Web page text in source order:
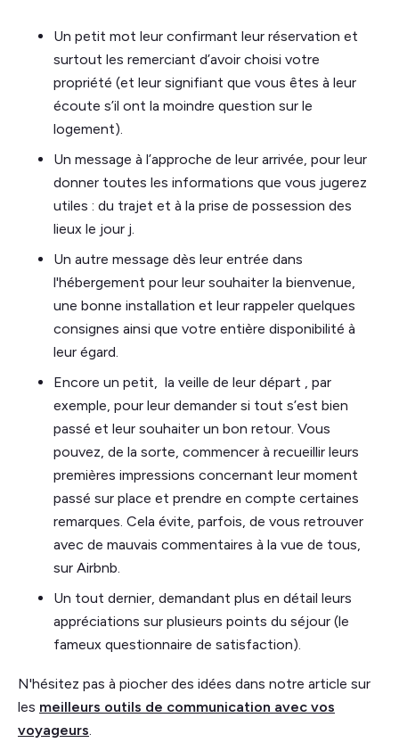
Un petit mot leur confirmant leur réservation et
surtout les remerciant d’avoir choisi votre
propriété (et leur signifiant que vous êtes à leur
écoute s’il ont la moindre question sur le
logement).
Un message à l’approche de leur arrivée, pour leur
donner toutes les informations que vous jugerez
utiles : du trajet et à la prise de possession des
lieux le jour j.
Un autre message dès leur entrée dans
l'hébergement pour leur souhaiter la bienvenue,
une bonne installation et leur rappeler quelques
consignes ainsi que votre entière disponibilité à
leur égard.
Encore un petit, la veille de leur départ , par
exemple, pour leur demander si tout s’est bien
passé et leur souhaiter un bon retour. Vous
pouvez, de la sorte, commencer à recueillir leurs
premières impressions concernant leur moment
passé sur place et prendre en compte certaines
remarques. Cela évite, parfois, de vous retrouver
avec de mauvais commentaires à la vue de tous,
sur Airbnb.
Un tout dernier, demandant plus en détail leurs
appréciations sur plusieurs points du séjour (le
fameux questionnaire de satisfaction).
N'hésitez pas à piocher des idées dans notre article sur
les meilleurs outils de communication avec vos
voyageurs